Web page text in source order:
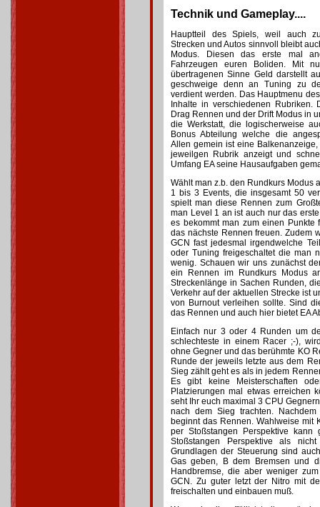
Technik und Gameplay....
Hauptteil des Spiels, weil auch
Strecken und Autos sinnvoll bleibt
Modus. Diesen das erste mal
Fahrzeugen euren Boliden. Mit
übertragenen Sinne Geld darstellt
geschweige denn an Tuning zu
verdient werden. Das Hauptmenu
Inhalte in verschiedenen Rubriken.
Drag Rennen und der Drift Modus in
die Werkstatt, die logischerweise
Bonus Abteilung welche die
Allen gemein ist eine
jeweilgen Rubrik anzeigt und
Umfang EA seine Hausaufgaben
Wählt man z.b. den Rundkurs Modus
1 bis 3 Events, die insgesamt 50
spielt man diese Rennen zum
man Level 1 an ist auch nur das
es bekommt man zum einen Punkte
das nächste Rennen freuen. Zudem
GCN fast jedesmal irgendwelche
oder Tuning freigeschaltet die man
wenig. Schauen wir uns zunächst
ein Rennen im Rundkurs Modus
Streckenlänge in Sachen Runden,
Verkehr auf der aktuellen Strecke ist
von Burnout verleihen sollte. Sind
das Rennen und auch hier bietet EA
Einfach nur 3 oder 4 Runden um
schlechteste in einem Racer ;-),
ohne Gegner und das berühmte KO
Runde der jeweils letzte aus dem
Sieg zählt geht es als in jedem
Es gibt keine Meisterschaften
Platzierungen mal etwas erreichen
seht Ihr euch maximal 3 CPU
nach dem Sieg trachten.
beginnt das Rennen. Wahlweise mit
per Stoßstangen Perspektive
Stoßstangen Perspektive als
Grundlagen der Steuerung sind
Gas geben, B dem Bremsen und
Handbremse, die aber weniger
GCN. Zu guter letzt der Nitro mit
freischalten und einbauen muß.